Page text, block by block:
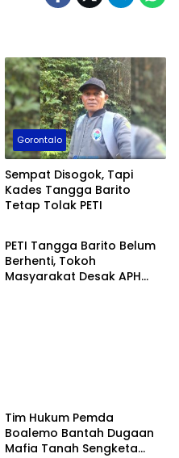
Gorontalo
Sempat Disogok, Tapi
Kades Tangga Barito
Tetap Tolak PETI
Boalemo
PETI Tangga Barito Belum
Berhenti, Tokoh
Masyarakat Desak APH
Tim Hukum Pemda
Boalemo Bantah Dugaan
Mafia Tanah Sengketa